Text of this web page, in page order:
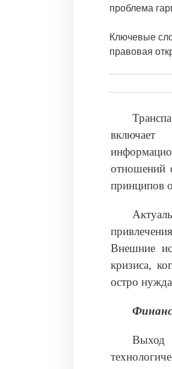
проблема
Ключевые
правовая
включает
отношений
принципов
Внешние
кризиса,
остро
Выход